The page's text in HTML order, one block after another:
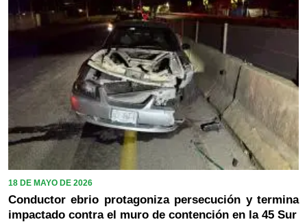
18 DE MAYO DE 2026
Conductor ebrio protagoniza persecución y termina
impactado contra el muro de contención en la 45 Sur